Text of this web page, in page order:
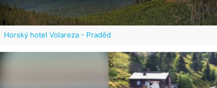
Horský hotel Volareza - Praděd